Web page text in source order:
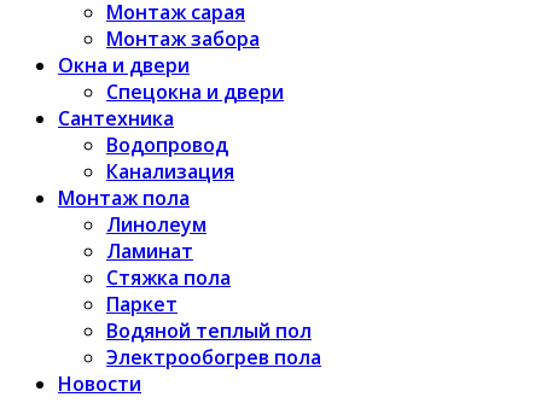
Монтаж сарая
Монтаж забора
Окна и двери
Спецокна и двери
Сантехника
Водопровод
Канализация
Монтаж пола
Линолеум
Ламинат
Стяжка пола
Паркет
Водяной теплый пол
Электрообогрев пола
Новости